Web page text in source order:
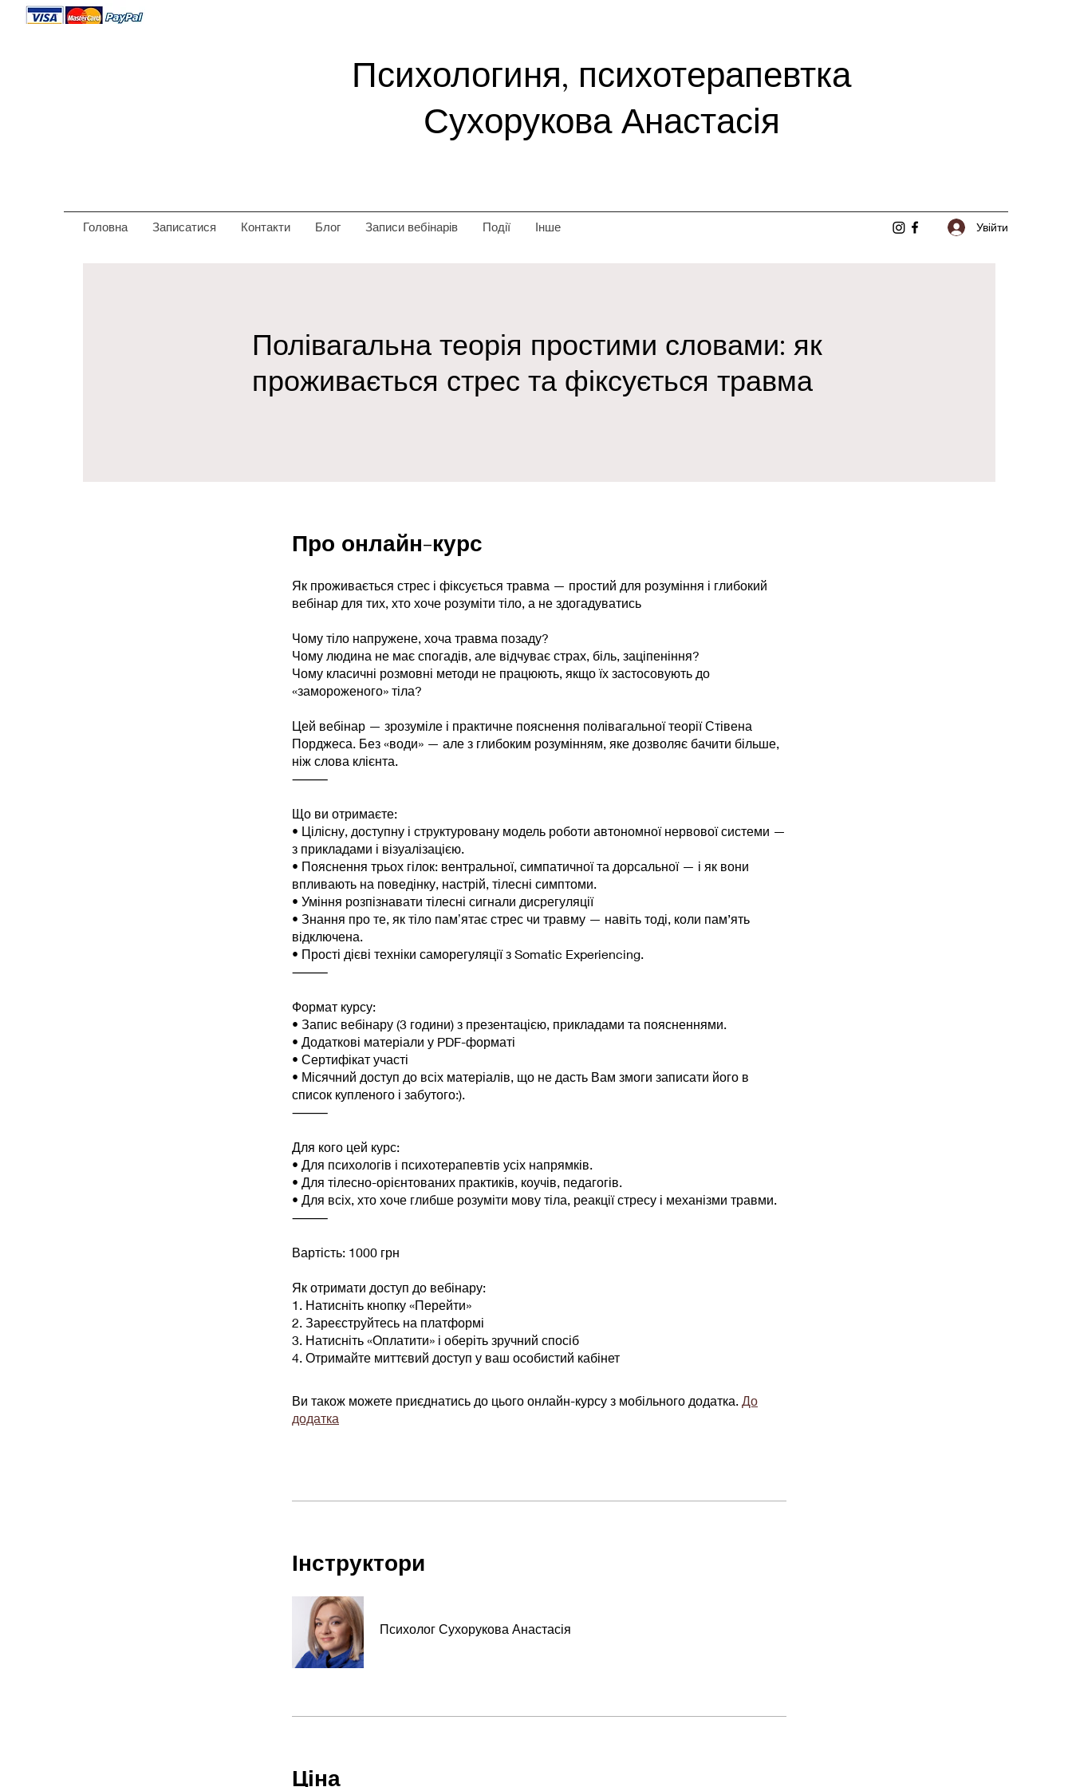
Психологиня, психотерапевтка
Сухорукова Анастасія
Головна Записатися Контакти Блог Записи вебінарів Події Інше Увійти
Полівагальна теорія простими словами: як
проживається стрес та фіксується травма
Про онлайн-курс
Як проживається стрес і фіксується травма — простий для розуміння і глибокий
вебінар для тих, хто хоче розуміти тіло, а не здогадуватись
Чому тіло напружене, хоча травма позаду?
Чому людина не має спогадів, але відчуває страх, біль, заціпеніння?
Чому класичні розмовні методи не працюють, якщо їх застосовують до
«замороженого» тіла?
Цей вебінар — зрозуміле і практичне пояснення полівагальної теорії Стівена
Порджеса. Без «води» — але з глибоким розумінням, яке дозволяє бачити більше,
ніж слова клієнта.
⸻
Що ви отримаєте:
• Цілісну, доступну і структуровану модель роботи автономної нервової системи —
з прикладами і візуалізацією.
• Пояснення трьох гілок: вентральної, симпатичної та дорсальної — і як вони
впливають на поведінку, настрій, тілесні симптоми.
• Уміння розпізнавати тілесні сигнали дисрегуляції
• Знання про те, як тіло памʼятає стрес чи травму — навіть тоді, коли пам’ять
відключена.
• Прості дієві техніки саморегуляції з Somatic Experiencing.
⸻
Формат курсу:
• Запис вебінару (3 години) з презентацією, прикладами та поясненнями.
• Додаткові матеріали у PDF-форматі
• Сертифікат участі
• Місячний доступ до всіх матеріалів, що не дасть Вам змоги записати його в
список купленого і забутого:).
⸻
Для кого цей курс:
• Для психологів і психотерапевтів усіх напрямків.
• Для тілесно-орієнтованих практиків, коучів, педагогів.
• Для всіх, хто хоче глибше розуміти мову тіла, реакції стресу і механізми травми.
⸻
Вартість: 1000 грн
Як отримати доступ до вебінару:
1. Натисніть кнопку «Перейти»
2. Зареєструйтесь на платформі
3. Натисніть «Оплатити» і оберіть зручний спосіб
4. Отримайте миттєвий доступ у ваш особистий кабінет
Ви також можете приєднатись до цього онлайн-курсу з мобільного додатка. До
додатка
Інструктори
Психолог Сухорукова Анастасія
Ціна